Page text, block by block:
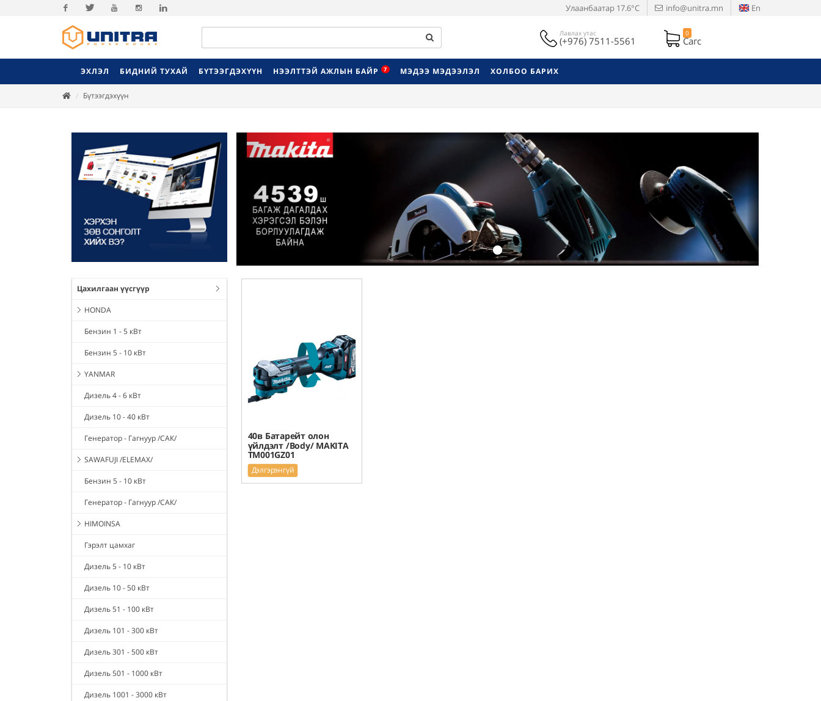
Facebook
Улаанбаатар 17.6°C info@unitra.mn En
Лавлах утас
(+976) 7511-5561
0
Сагс
ЭХЛЭЛ БИДНИЙ ТУХАЙ БҮТЭЭГДЭХҮҮН НЭЭЛТТЭЙ АЖЛЫН БАЙР 7 МЭДЭЭ МЭДЭЭЛЭЛ ХОЛБОО БАРИХ
Бүтээгдэхүүн
Цахилгаан үүсгүүр
HONDA
Бензин 1 - 5 кВт
Бензин 5 - 10 кВт
YANMAR
Дизель 4 - 6 кВт
Дизель 10 - 40 кВт
Генератор - Гагнуур /САК/
SAWAFUJI /ELEMAX/
Бензин 5 - 10 кВт
Генератор - Гагнуур /САК/
HIMOINSA
Гэрэлт цамхаг
Дизель 5 - 10 кВт
Дизель 10 - 50 кВт
Дизель 51 - 100 кВт
Дизель 101 - 300 кВт
Дизель 301 - 500 кВт
Дизель 501 - 1000 кВт
Дизель 1001 - 3000 кВт
Previous
40в Батарейт олон
үйлдэлт /Body/ MAKITA
TM001GZ01
Дэлгэрэнгүй